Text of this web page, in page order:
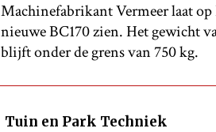
Machinefabrikant Vermeer laat op
nieuwe BC170 zien. Het gewicht
blijft onder de grens van 750 kg.
Tuin en Park Techniek